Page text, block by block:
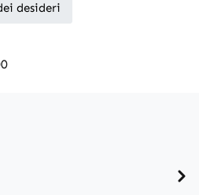
desideri